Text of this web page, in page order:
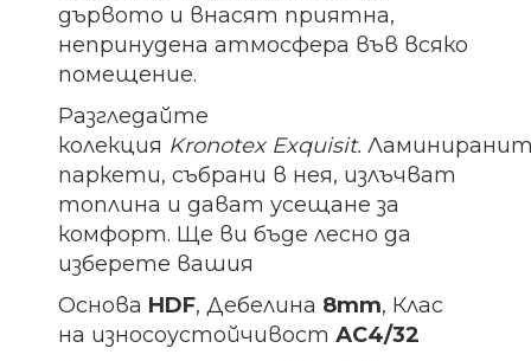
дървото и внасят приятна,
непринудена атмосфера във всяко
помещение.
Разгледайте
колекция Kronotex Exquisit.
паркети, събрани в нея, излъчват
топлина и дават усещане за
комфорт. Ще ви бъде лесно да
изберете вашия
Основа HDF, Дебелина 8mm, Клас
на износоустойчивостАС4/32